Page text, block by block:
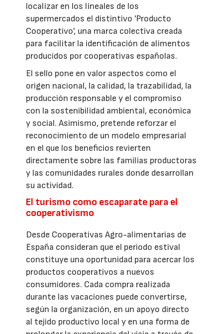
localizar en los lineales de los
supermercados el distintivo 'Producto
Cooperativo', una marca colectiva creada
para facilitar la identificación de alimentos
producidos por cooperativas españolas.
El sello pone en valor aspectos como el
origen nacional, la calidad, la trazabilidad, la
producción responsable y el compromiso
con la sostenibilidad ambiental, económica
y social. Asimismo, pretende reforzar el
reconocimiento de un modelo empresarial
en el que los beneficios revierten
directamente sobre las familias productoras
y las comunidades rurales donde desarrollan
su actividad.
El turismo como escaparate para el
cooperativismo
Desde Cooperativas Agro-alimentarias de
España consideran que el periodo estival
constituye una oportunidad para acercar los
productos cooperativos a nuevos
consumidores. Cada compra realizada
durante las vacaciones puede convertirse,
según la organización, en un apoyo directo
al tejido productivo local y en una forma de